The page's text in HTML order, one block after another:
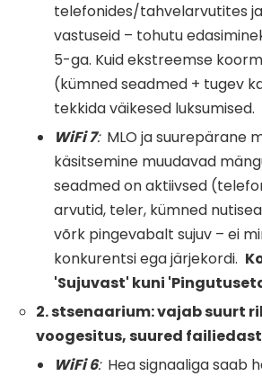
telefonides/tahvelarvutites
vastuseid – tohutu
5-ga. Kuid ekstreemse
(kümned seadmed + tugev
tekkida väikesed luksumised.
WiFi7: MLO ja suurepärane
käsitsemine muudavad
seadmed on aktiivsed
arvutid, teler, kümned
võrk pingevabalt sujuv – ei
konkurentsi ega järjekordi.
'Sujuvast' kuni
2. stsenaarium: vajab suurt
voogesitus, suured
WiFi6: Hea signaaliga saab